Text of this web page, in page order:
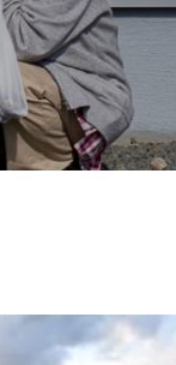
同住宅 みんとの里